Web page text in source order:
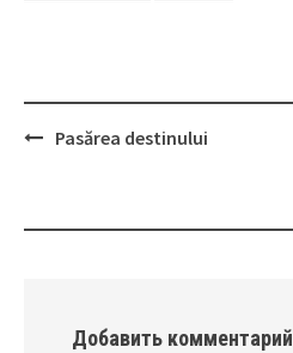
Pasărea destinului
Добавить комментарий